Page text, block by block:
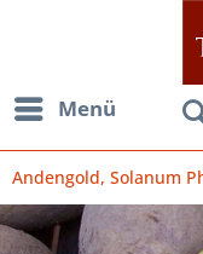
Menü
Andengold, Solanum